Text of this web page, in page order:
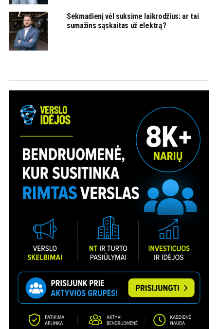
Sekmadienį vėl suksime laikrodžius: ar tai
sumažins sąskaitas už elektrą?